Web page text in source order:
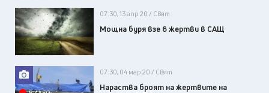
07:30, 13 апр 20 / Свят
Мощна буря взе 6 жертви в САЩ
07:30, 04 мар 20 / Свят
Нараства броят на жертвите на